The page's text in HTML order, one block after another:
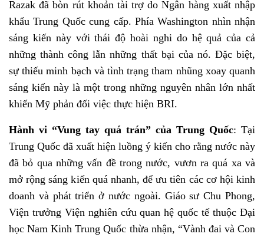
Razak đã bòn rút khoản tài trợ do Ngân hàng xuất nhập
khẩu Trung Quốc cung cấp. Phía Washington nhìn nhận
sáng kiến này với thái độ hoài nghi do hệ quả của cả
những thành công lẫn những thất bại của nó. Đặc biệt,
sự thiếu minh bạch và tình trạng tham nhũng xoay quanh
sáng kiến này là một trong những nguyên nhân lớn nhất
khiến Mỹ phản đối việc thực hiện BRI.
Hành vi “Vung tay quá trán” của Trung Quốc: Tại
Trung Quốc đã xuất hiện luồng ý kiến cho rằng nước này
đã bỏ qua những vấn đề trong nước, vươn ra quá xa và
mở rộng sáng kiến quá nhanh, để ưu tiên các cơ hội kinh
doanh và phát triển ở nước ngoài. Giáo sư Chu Phong,
Viện trưởng Viện nghiên cứu quan hệ quốc tế thuộc Đại
học Nam Kinh Trung Quốc thừa nhận, “Vành đai và Con